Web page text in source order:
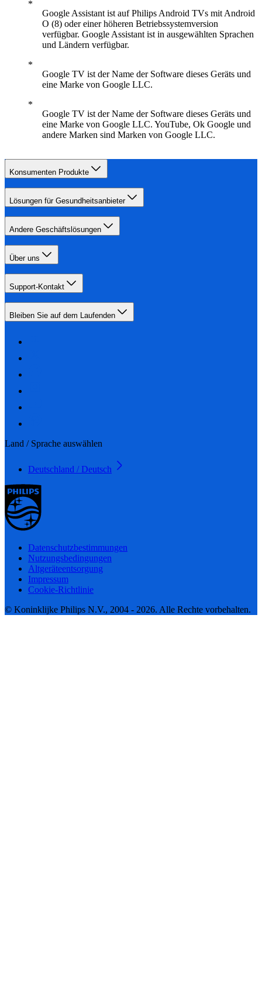
Google Assistant ist auf Philips Android TVs mit Android
O (8) oder einer höheren Betriebssystemversion
verfügbar. Google Assistant ist in ausgewählten Sprachen
und Ländern verfügbar.
Google TV ist der Name der Software dieses Geräts und
eine Marke von Google LLC.
Google TV ist der Name der Software dieses Geräts und
eine Marke von Google LLC. YouTube, Ok Google und
andere Marken sind Marken von Google LLC.
Konsumenten Produkte
Lösungen für Gesundheitsanbieter
Andere Geschäftslösungen
Über uns
Support-Kontakt
Bleiben Sie auf dem Laufenden
Land / Sprache auswählen
Deutschland / Deutsch
Datenschutzbestimmungen
Nutzungsbedingungen
Altgeräteentsorgung
Impressum
Cookie-Richtlinie
© Koninklijke Philips N.V., 2004 - 2026. Alle Rechte vorbehalten.